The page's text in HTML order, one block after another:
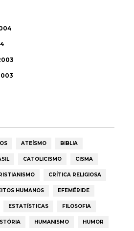
ATEÍSMO BIBLIA
CATOLICISMO CISMA
CRÍTICA RELIGIOSA
HUMANOS EFEMÉRIDE
ESTATÍSTICAS FILOSOFIA
HUMANISMO HUMOR